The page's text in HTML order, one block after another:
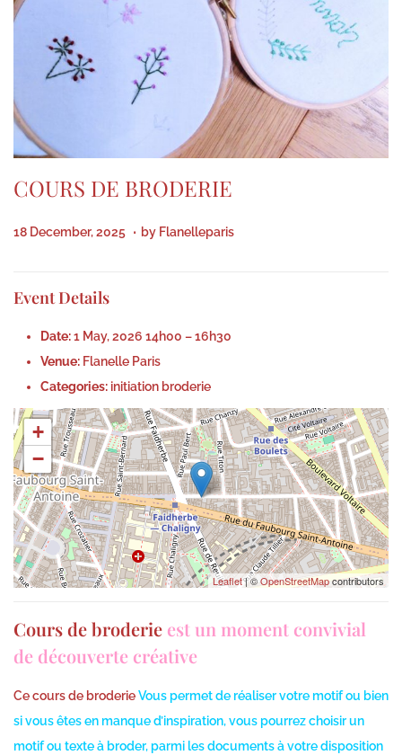
COURS DE BRODERIE
P
t
n
18 December, 2025 2
r
c
h
,
2
0
2
6
. by Flanelleparis
Event Details
Date:1 May, 2026 14h00 –16h30
Venue: Flanelle Paris
Categories: initiation broderie
+
−
Leaflet| ©OpenStreetMapcontributors
Cours de broderie est un moment convivial
de découverte créative
Ce cours de broderieVous permet de réaliser votre motif ou bien
si vous êtes en manque d’inspiration, vous pourrez choisir un
motif ou texte à broder, parmi les documents à votre disposition